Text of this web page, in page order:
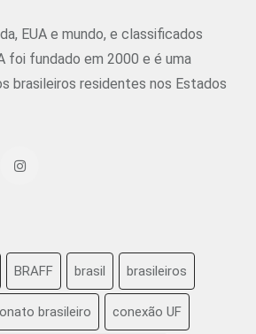
EUA e mundo, e classificados
foi fundado em 2000 e é uma
brasileiros residentes nos Estados
BRAFF brasil brasileiros
brasileiro conexão UF